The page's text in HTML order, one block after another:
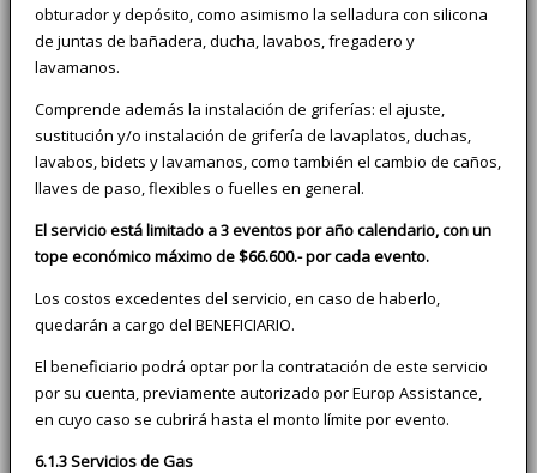
obturador y depósito, como asimismo la selladura con silicona
de juntas de bañadera, ducha, lavabos, fregadero y
lavamanos.
Comprende además la instalación de griferías: el ajuste,
sustitución y/o instalación de grifería de lavaplatos, duchas,
lavabos, bidets y lavamanos, como también el cambio de caños,
llaves de paso, flexibles o fuelles en general.
El servicio está limitado a 3 eventos por año calendario, con un
tope económico máximo de $66.600.- por cada evento.
Los costos excedentes del servicio, en caso de haberlo,
quedarán a cargo del BENEFICIARIO.
El beneficiario podrá optar por la contratación de este servicio
por su cuenta, previamente autorizado por Europ Assistance,
en cuyo caso se cubrirá hasta el monto límite por evento.
6.1.3 Servicios de Gas